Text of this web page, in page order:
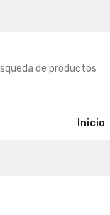
Inicio